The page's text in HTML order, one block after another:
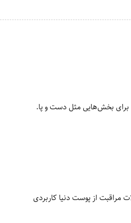
برای بخش‌هایی مثل دست و پا.
مراقبت از پوست دنیا کاربردی